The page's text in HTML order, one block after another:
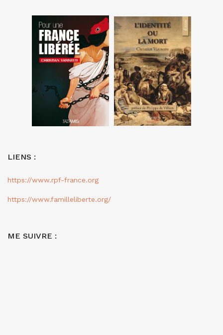
LIENS :
https://www.rpf-france.org
https://www.familleliberte.org/
ME SUIVRE :